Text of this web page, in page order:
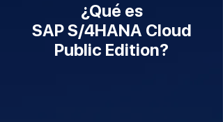
¿Qué es
SAP S/4HANA Cloud
Public Edition?